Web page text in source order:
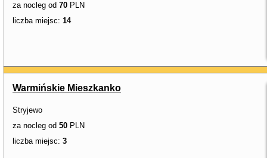
za nocleg od 70 PLN
liczba miejsc: 14
Warmińskie Mieszkanko
Stryjewo
za nocleg od 50 PLN
liczba miejsc: 3